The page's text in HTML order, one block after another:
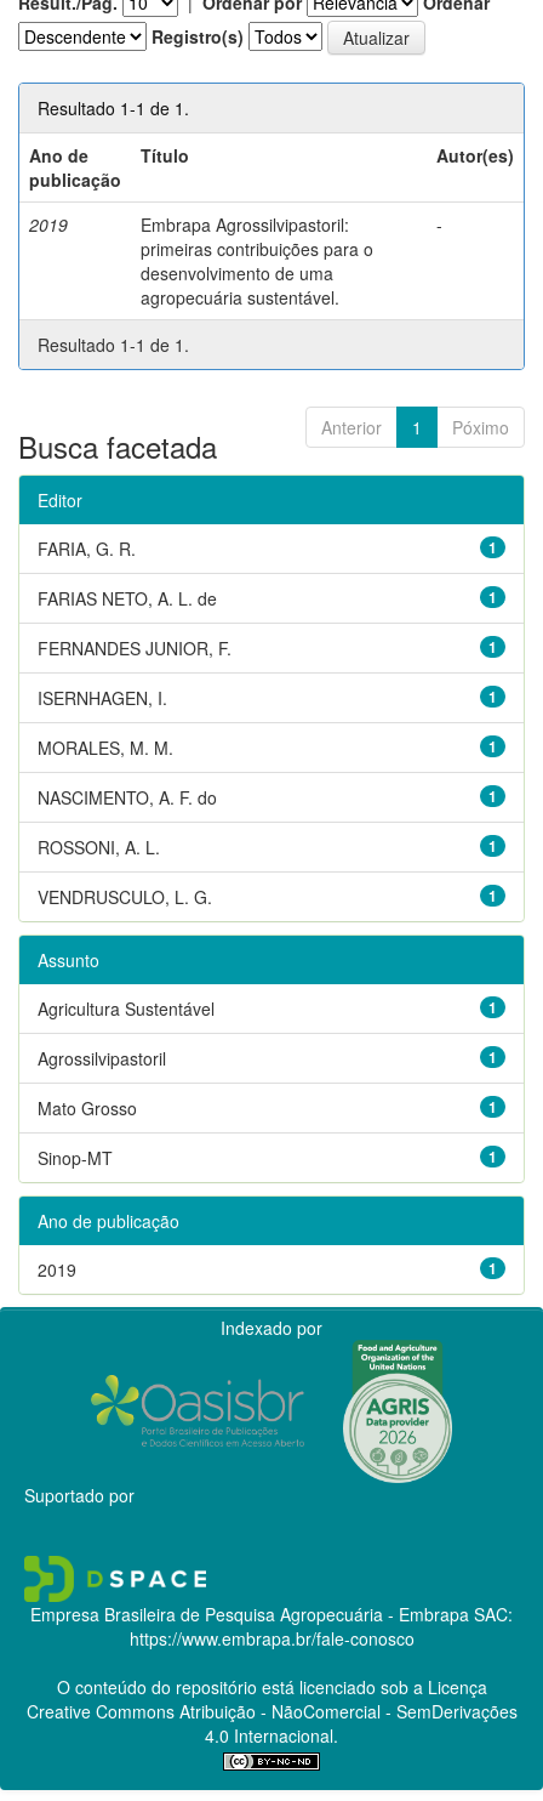
Registro(s)
Resultado 1-1 de 1.
Ano de
publicação
Título Autor(es)
2019
Embrapa Agrossilvipastoril:
primeiras contribuições para o
desenvolvimento de uma
agropecuária sustentável.
-
Resultado 1-1 de 1.
Anterior 1 Póximo
Busca facetada
Editor
1
FARIA, G. R.
1
FARIAS NETO, A. L. de
1
FERNANDES JUNIOR, F.
1
ISERNHAGEN, I.
1
MORALES, M. M.
1
NASCIMENTO, A. F. do
1
ROSSONI, A. L.
1
VENDRUSCULO, L. G.
Assunto
1
Agricultura Sustentável
1
Agrossilvipastoril
1
Mato Grosso
1
Sinop-MT
Ano de publicação
1
2019
Indexado por
Suportado por
Empresa Brasileira de Pesquisa Agropecuária - Embrapa SAC:
https://www.embrapa.br/fale-conosco
O conteúdo do repositório está licenciado sob a Licença
Creative CommonsAtribuição - NãoComercial - SemDerivações
4.0 Internacional.